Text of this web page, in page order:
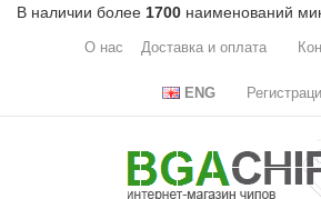
В наличии более 1700 наименований
О нас Доставка и оплата
ENG